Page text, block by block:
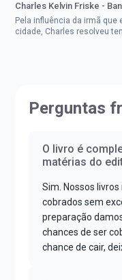
Charles Kelvin Friske -
Pela influência da irmã que
cidade, Charles resolveu
Perguntas
O livro é
matérias do
Sim. Nossos
cobrados sem
preparação
chances de ser
chance de cair,